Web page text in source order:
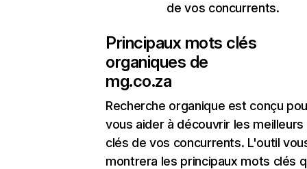
de vos concurrents.
Principaux mots clés
organiques de
mg.co.za
Recherche organique est conçu
vous aider à découvrir les
clés de vos concurrents. L'outil
montrera les principaux mots clés